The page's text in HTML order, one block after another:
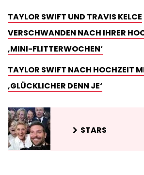
TAYLOR SWIFT UND TRAVIS KELCE
VERSCHWANDEN NACH IHRER
‚MINI-FLITTERWOCHEN‘
TAYLOR SWIFT NACH HOCHZEIT
‚GLÜCKLICHER DENN JE‘
STARS